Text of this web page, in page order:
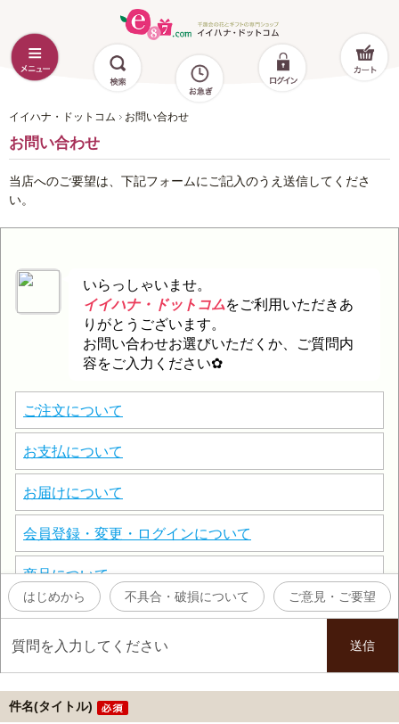
イイハナ・ドットコム お問い合わせ
お問い合わせ
当店へのご要望は、下記フォームにご記入のうえ送信してくださ
い。
件名(タイトル)